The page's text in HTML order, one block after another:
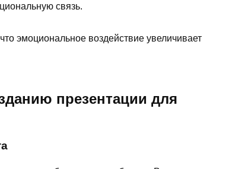
связь.
эмоциональное воздействие увеличивает
презентации для